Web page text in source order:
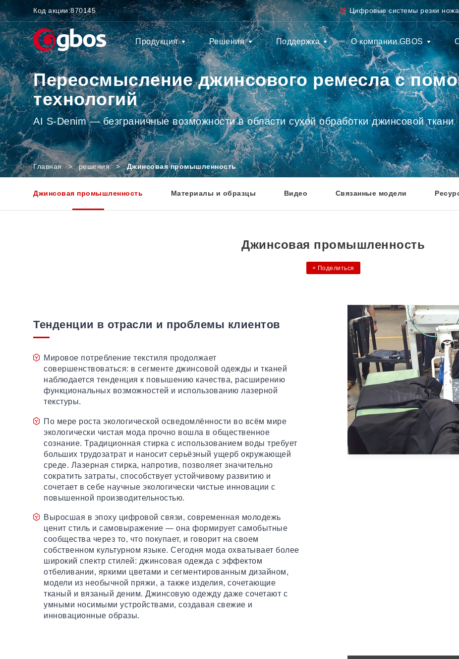
Код акции:870145 Цифровые системы резки
Продукция Решения Поддержка О компании GBOS
Переосмысление джинсового ремесла с
технологий
AI S-Denim — безграничные возможности в области сухой обработки джинсовой ткани
Главная > решения > Джинсовая промышленность
Джинсовая промышленность Материалы и образцы Видео Связанные модели
Джинсовая промышленность
+ Поделиться
Тенденции в отрасли и проблемы клиентов
Мировое потребление текстиля продолжает
совершенствоваться: в сегменте джинсовой одежды и тканей
наблюдается тенденция к повышению качества, расширению
функциональных возможностей и использованию лазерной
текстуры.
По мере роста экологической осведомлённости во всём мире
экологически чистая мода прочно вошла в общественное
сознание. Традиционная стирка с использованием воды требует
больших трудозатрат и наносит серьёзный ущерб окружающей
среде. Лазерная стирка, напротив, позволяет значительно
сократить затраты, способствует устойчивому развитию и
сочетает в себе научные экологически чистые инновации с
повышенной производительностью.
Выросшая в эпоху цифровой связи, современная молодежь
ценит стиль и самовыражение — она формирует самобытные
сообщества через то, что покупает, и говорит на своем
собственном культурном языке. Сегодня мода охватывает более
широкий спектр стилей: джинсовая одежда с эффектом
отбеливании, яркими цветами и сегментированным дизайном,
модели из необычной пряжи, а также изделия, сочетающие
тканый и вязаный деним. Джинсовую одежду даже сочетают с
умными носимыми устройствами, создавая свежие и
инновационные образы.